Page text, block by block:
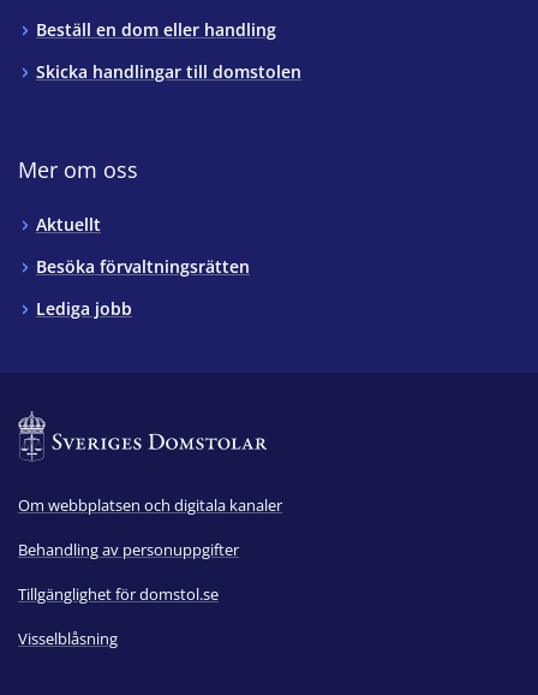
Beställ en dom eller handling
Skicka handlingar till domstolen
Mer om oss
Aktuellt
Besöka förvaltningsrätten
Lediga jobb
Om webbplatsen och digitala kanaler
Behandling av personuppgifter
Tillgänglighet för domstol.se
Visselblåsning